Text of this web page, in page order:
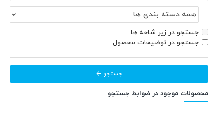
جستجو در زیر شاخه ها
جستجو در توضیحات محصول
جستجو
محصولات موجود در ضوابط جستجو